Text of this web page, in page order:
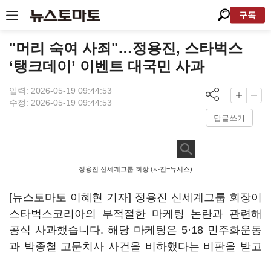
구독
"머리 숙여 사죄"…정용진, 스타벅스
‘탱크데이’ 이벤트 대국민 사과
입력: 2026-05-19 09:44:53
수정: 2026-05-19 09:44:53
답글쓰기
정용진 신세계그룹 회장 (사진=뉴시스)
[뉴스토마토 이혜현 기자] 정용진 신세계그룹 회장이
스타벅스코리아의 부적절한 마케팅 논란과 관련해
공식 사과했습니다. 해당 마케팅은 5·18 민주화운동
과 박종철 고문치사 사건을 비하했다는 비판을 받고